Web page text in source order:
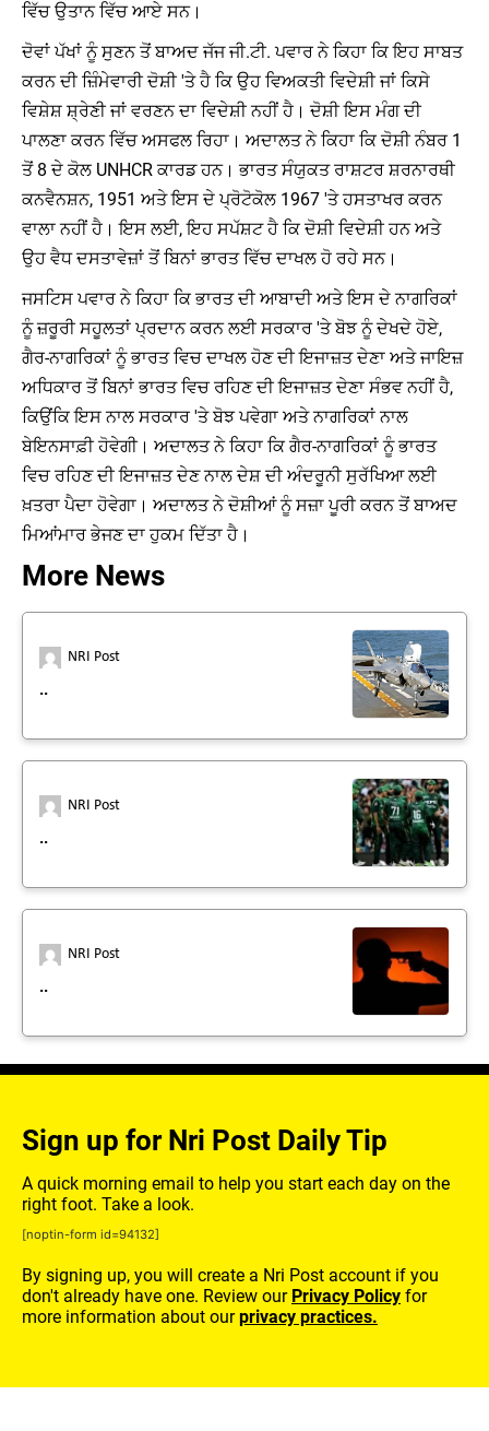
ਵਿੱਚ ਉਤਾਨ ਵਿੱਚ ਆਏ ਸਨ।
ਦੋਵਾਂ ਪੱਖਾਂ ਨੂੰ ਸੁਣਨ ਤੋਂ ਬਾਅਦ ਜੱਜ ਜੀ.ਟੀ. ਪਵਾਰ ਨੇ ਕਿਹਾ ਕਿ ਇਹ ਸਾਬਤ
ਕਰਨ ਦੀ ਜ਼ਿੰਮੇਵਾਰੀ ਦੋਸ਼ੀ 'ਤੇ ਹੈ ਕਿ ਉਹ ਵਿਅਕਤੀ ਵਿਦੇਸ਼ੀ ਜਾਂ ਕਿਸੇ
ਵਿਸ਼ੇਸ਼ ਸ਼੍ਰੇਣੀ ਜਾਂ ਵਰਣਨ ਦਾ ਵਿਦੇਸ਼ੀ ਨਹੀਂ ਹੈ। ਦੋਸ਼ੀ ਇਸ ਮੰਗ ਦੀ
ਪਾਲਣਾ ਕਰਨ ਵਿੱਚ ਅਸਫਲ ਰਿਹਾ। ਅਦਾਲਤ ਨੇ ਕਿਹਾ ਕਿ ਦੋਸ਼ੀ ਨੰਬਰ 1
ਤੋਂ 8 ਦੇ ਕੋਲ UNHCR ਕਾਰਡ ਹਨ। ਭਾਰਤ ਸੰਯੁਕਤ ਰਾਸ਼ਟਰ ਸ਼ਰਨਾਰਥੀ
ਕਨਵੈਨਸ਼ਨ, 1951 ਅਤੇ ਇਸ ਦੇ ਪ੍ਰੋਟੋਕੋਲ 1967 'ਤੇ ਹਸਤਾਖਰ ਕਰਨ
ਵਾਲਾ ਨਹੀਂ ਹੈ। ਇਸ ਲਈ, ਇਹ ਸਪੱਸ਼ਟ ਹੈ ਕਿ ਦੋਸ਼ੀ ਵਿਦੇਸ਼ੀ ਹਨ ਅਤੇ
ਉਹ ਵੈਧ ਦਸਤਾਵੇਜ਼ਾਂ ਤੋਂ ਬਿਨਾਂ ਭਾਰਤ ਵਿੱਚ ਦਾਖਲ ਹੋ ਰਹੇ ਸਨ।
ਜਸਟਿਸ ਪਵਾਰ ਨੇ ਕਿਹਾ ਕਿ ਭਾਰਤ ਦੀ ਆਬਾਦੀ ਅਤੇ ਇਸ ਦੇ ਨਾਗਰਿਕਾਂ
ਨੂੰ ਜ਼ਰੂਰੀ ਸਹੂਲਤਾਂ ਪ੍ਰਦਾਨ ਕਰਨ ਲਈ ਸਰਕਾਰ 'ਤੇ ਬੋਝ ਨੂੰ ਦੇਖਦੇ ਹੋਏ,
ਗੈਰ-ਨਾਗਰਿਕਾਂ ਨੂੰ ਭਾਰਤ ਵਿਚ ਦਾਖਲ ਹੋਣ ਦੀ ਇਜਾਜ਼ਤ ਦੇਣਾ ਅਤੇ ਜਾਇਜ਼
ਅਧਿਕਾਰ ਤੋਂ ਬਿਨਾਂ ਭਾਰਤ ਵਿਚ ਰਹਿਣ ਦੀ ਇਜਾਜ਼ਤ ਦੇਣਾ ਸੰਭਵ ਨਹੀਂ ਹੈ,
ਕਿਉਂਕਿ ਇਸ ਨਾਲ ਸਰਕਾਰ 'ਤੇ ਬੋਝ ਪਵੇਗਾ ਅਤੇ ਨਾਗਰਿਕਾਂ ਨਾਲ
ਬੇਇਨਸਾਫ਼ੀ ਹੋਵੇਗੀ। ਅਦਾਲਤ ਨੇ ਕਿਹਾ ਕਿ ਗੈਰ-ਨਾਗਰਿਕਾਂ ਨੂੰ ਭਾਰਤ
ਵਿਚ ਰਹਿਣ ਦੀ ਇਜਾਜ਼ਤ ਦੇਣ ਨਾਲ ਦੇਸ਼ ਦੀ ਅੰਦਰੂਨੀ ਸੁਰੱਖਿਆ ਲਈ
ਖ਼ਤਰਾ ਪੈਦਾ ਹੋਵੇਗਾ। ਅਦਾਲਤ ਨੇ ਦੋਸ਼ੀਆਂ ਨੂੰ ਸਜ਼ਾ ਪੂਰੀ ਕਰਨ ਤੋਂ ਬਾਅਦ
ਮਿਆਂਮਾਰ ਭੇਜਣ ਦਾ ਹੁਕਮ ਦਿੱਤਾ ਹੈ।
More News
NRI Post
..
NRI Post
..
NRI Post
..
Sign up for Nri Post Daily Tip
A quick morning email to help you start each day on the
right foot. Take a look.
[noptin-form id=94132]
By signing up, you will create a Nri Post account if you
don't already have one. Review our Privacy Policy for
more information about ourprivacy practices.